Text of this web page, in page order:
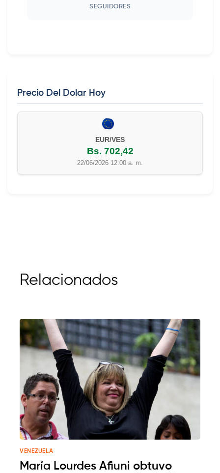
SEGUIDORES
Precio Del Dolar Hoy
EUR/VES
Bs. 702,42
22/06/2026 12:00 a. m.
Relacionados
VENEZUELA
María Lourdes Afiuni obtuvo